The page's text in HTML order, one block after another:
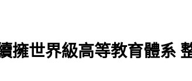
擁世界級高等教育體系